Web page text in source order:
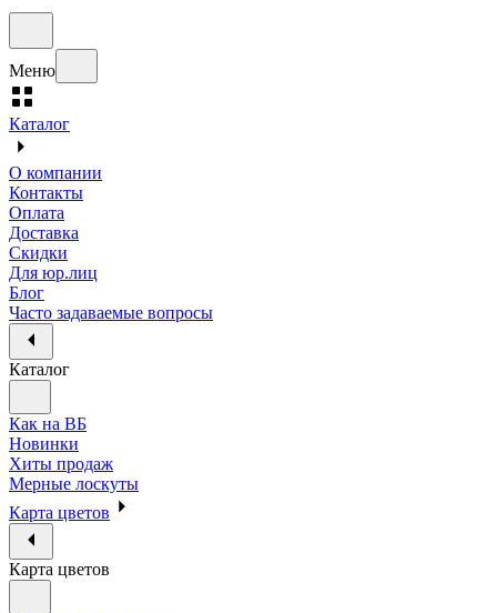
Меню
Каталог
О компании
Контакты
Оплата
Доставка
Скидки
Для юр.лиц
Блог
Часто задаваемые вопросы
Каталог
Как на ВБ
Новинки
Хиты продаж
Мерные лоскуты
Карта цветов
Карта цветов